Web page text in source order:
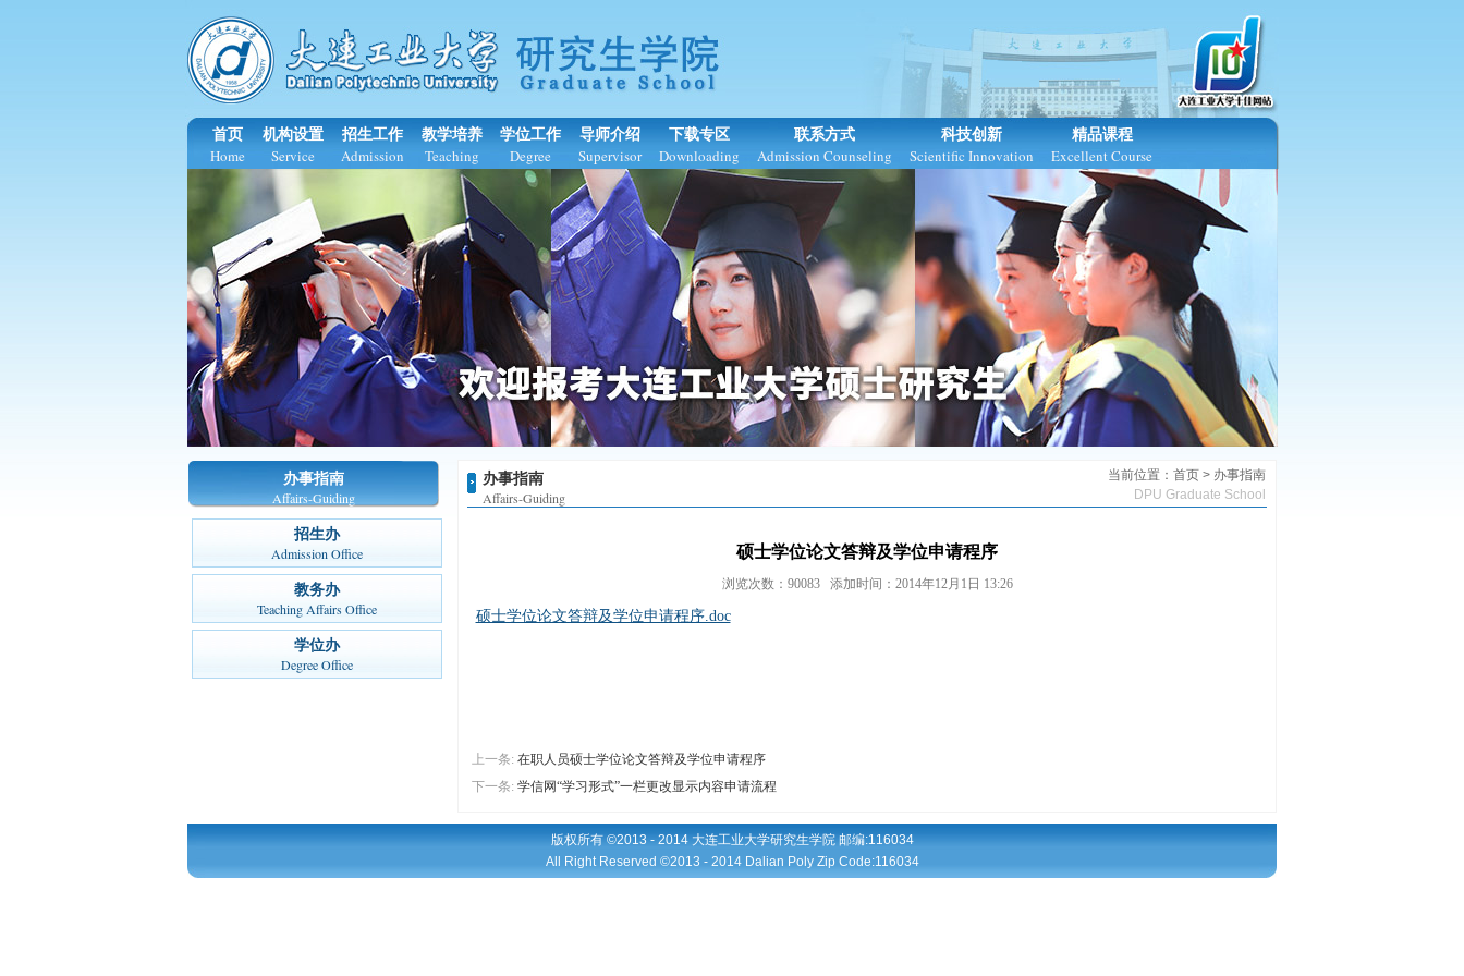
首页
Home
机构设置
Service
招生工作
Admission
教学培养
Teaching
学位工作
Degree
导师介绍
Supervisor
下载专区
Downloading
联系方式
Admission Counseling
科技创新
Scientific Innovation
精品课程
Excellent Course
办事指南
Affairs-Guiding
招生办
Admission Office
教务办
Teaching Affairs Office
学位办
Degree Office
办事指南
Affairs-Guiding
当前位置： 首页 > 办事指南
DPU Graduate School
硕士学位论文答辩及学位申请程序
浏览次数：90083 添加时间：2014年12月1日 13:26
硕士学位论文答辩及学位申请程序.doc
上一条: 在职人员硕士学位论文答辩及学位申请程序
下一条: 学信网“学习形式”一栏更改显示内容申请流程
版权所有 ©2013 - 2014 大连工业大学研究生学院 邮编:116034
All Right Reserved ©2013 - 2014 Dalian Poly Zip Code:116034